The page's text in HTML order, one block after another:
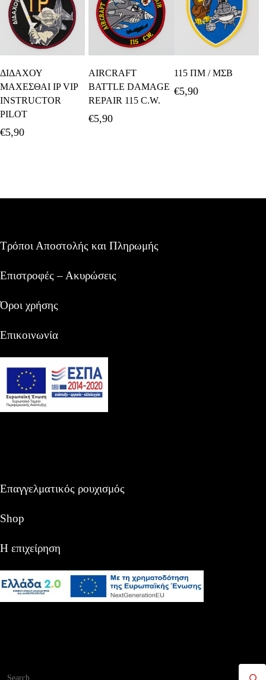
Καλάθι
ΔΙΔΑΧΟΥ
ΜΑΧΕΣΘΑΙ IP VIP
INSTRUCTOR
PILOT
€5,90
Καλάθι
AIRCRAFT
BATTLE DAMAGE
REPAIR 115 C.W.
€5,90
115 ΠΜ / ΜΣΒ
€5,90
Τρόποι Αποστολής και Πληρωμής
Επιστροφές – Ακυρώσεις
Όροι χρήσης
Επικοινωνία
Επαγγελματικός ρουχισμός
Shop
Η επιχείρηση